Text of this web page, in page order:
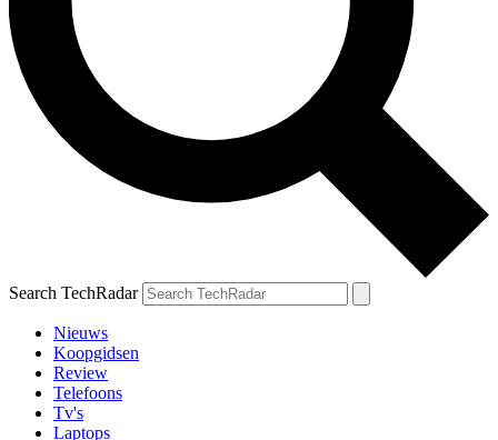
Search TechRadar
Nieuws
Koopgidsen
Review
Telefoons
Tv's
Laptops